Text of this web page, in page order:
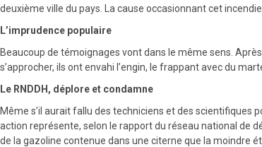
deuxième ville du pays. La cause occasionnant cet
L’imprudence populaire
Beaucoup de témoignages vont dans le même sens.
s’approcher, ils ont envahi l’engin, le frappant avec du
Le RNDDH, déplore et condamne
Même s’il aurait fallu des techniciens et des
action représente, selon le rapport du réseau national de
de la gazoline contenue dans une citerne que la moindre